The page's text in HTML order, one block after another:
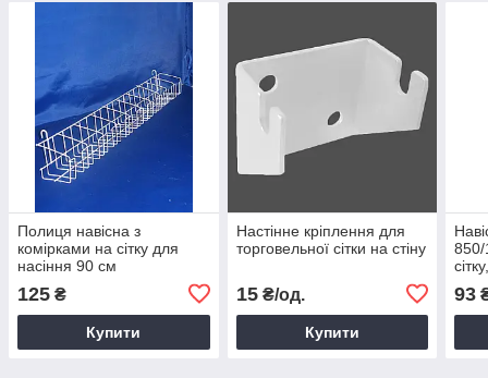
Полиця навісна з
комірками на сітку для
насіння 90 см
125 ₴
Купити
Настінне кріплення для
торговельної сітки на стіну
15₴/од.
Купити
850/
93